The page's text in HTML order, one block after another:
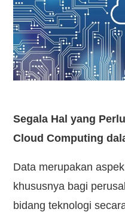
Kontak
Segala Hal yang
Cloud Computing
Data merupakan
khususnya bagi
bidang teknologi